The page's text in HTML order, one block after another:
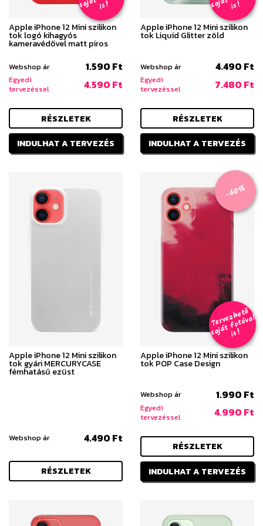
s
!
Apple iPhone 12 Mini szilikon
tok logó kihagyós
kameravédővel matt piros
Webshop ár 1.590 Ft
Egyedi
tervezéssel
4.590 Ft
RÉSZLETEK
INDULHAT A TERVEZÉS
s
!
Apple iPhone 12 Mini szilikon
tok Liquid Glitter zöld
Webshop ár 4.490 Ft
Egyedi
tervezéssel
7.480 Ft
RÉSZLETEK
INDULHAT A TERVEZÉS
Apple iPhone 12 Mini szilikon
tok gyári MERCURYCASE
fémhatású ezüst
Webshop ár 4.490 Ft
RÉSZLETEK
-60%
T
er
v
e
z
h
e
t
ő
s
aj
á
t
f
o
t
ó
v
al
i
s
!
Apple iPhone 12 Mini szilikon
tok POP Case Design
Webshop ár 1.990 Ft
Egyedi
tervezéssel
4.990 Ft
RÉSZLETEK
INDULHAT A TERVEZÉS